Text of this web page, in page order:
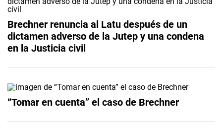
Brechner renuncia al Latu después de un
dictamen adverso de la Jutep y una condena
en la Justicia civil
“Tomar en cuenta” el caso de Brechner